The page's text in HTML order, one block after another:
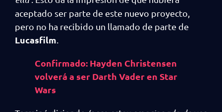
aceptado ser parte de este nuevo proyecto,
pero no ha recibido un llamado de parte de
Lucasfilm
Confirmado: Hayden Christensen
volverá a ser Darth Vader en Star
Wars